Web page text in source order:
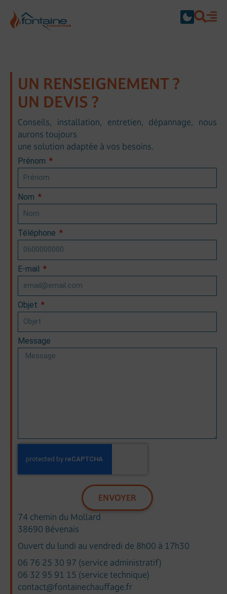
Contact
UN RENSEIGNEMENT ?
UN DEVIS ?
Conseils, installation, entretien, dépannage, nous
aurons toujours
une solution adaptée à vos besoins.
Prénom
Nom
Téléphone
E-mail
Objet
Message
ENVOYER
74 chemin du Mollard
38690 Bévenais
Ouvert du lundi au vendredi de 8h00 à 17h30
06 76 25 30 97 (service administratif)
06 32 95 91 15 (service technique)
contact@fontainechauffage.fr